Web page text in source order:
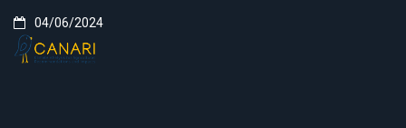
04/06/2024